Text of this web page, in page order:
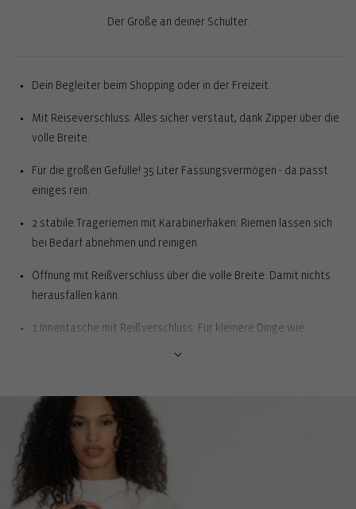
Der Große an deiner Schulter.
Dein Begleiter beim Shopping oder in der Freizeit.
Mit Reiseverschluss: Alles sicher verstaut, dank Zipper über die
volle Breite.
Für die großen Gefülle! 35 Liter Fassungsvermögen - da passt
einiges rein.
2 stabile Trageriemen mit Karabinerhaken: Riemen lassen sich
bei Bedarf abnehmen und reinigen
Öffnung mit Reißverschluss über die volle Breite: Damit nichts
herausfallen kann
1 Innentasche mit Reißverschluss: Für kleinere Dinge wie
schützt das Gerät und erspart das Suchen